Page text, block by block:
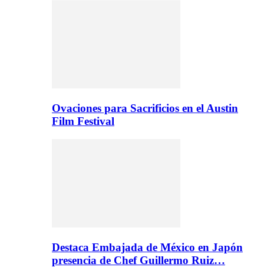
Ovaciones para Sacrificios en el Austin
Film Festival
Destaca Embajada de México en Japón
presencia de Chef Guillermo Ruiz…